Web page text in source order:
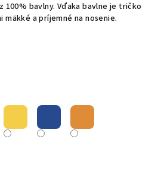
100% bavlny. Vďaka bavlneje tričko
a príjemné na nosenie.